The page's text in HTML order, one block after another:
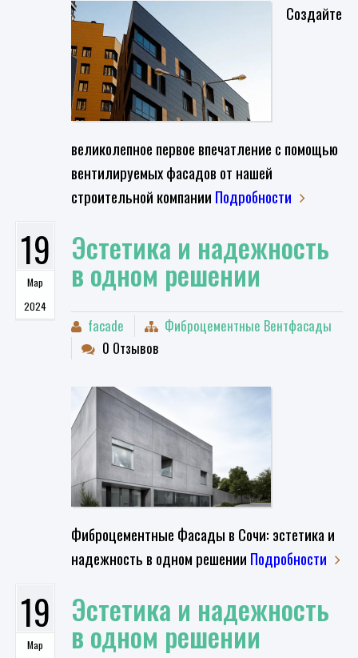
Создайте
великолепное первое впечатление с помощью
вентилируемых фасадов от нашей
строительной компании Подробности
19
Мар
2024
Эстетика и надежность
в одном решении
facade
Фиброцементные Вентфасады
0 Отзывов
Фиброцементные Фасады в Сочи: эстетика и
надежность в одном решении Подробности
19
Мар
Эстетика и надежность
в одном решении